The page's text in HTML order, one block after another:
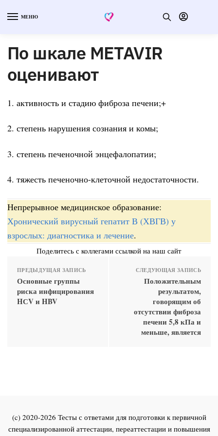
МЕНЮ
По шкале METAVIR
оценивают
1. активность и стадию фиброза печени;+
2. степень нарушения сознания и комы;
3. степень печеночной энцефалопатии;
4. тяжесть печеночно-клеточной недостаточности.
Непрерывное медицинское образование:
Хронический вирусный гепатит В (ХВГВ) у
взрослых: диагностика и лечение.
Поделитесь с коллегами ссылкой на наш сайт
ПРЕДЫДУЩАЯ ЗАПИСЬ
Основные группы
риска инфицирования
HСV и HBV
СЛЕДУЮЩАЯ ЗАПИСЬ
Положительным
результатом,
говорящим об
отсутствии фиброза
печени 5,8 кПа и
меньше, является
(c) 2020-2026 Тесты с ответами для подготовки к первичной
специализированной аттестации, переаттестации и повышения